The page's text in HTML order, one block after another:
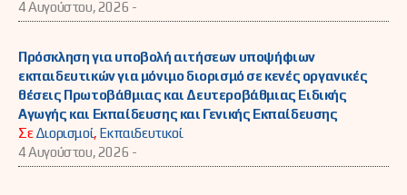
4 Αυγούστου, 2026 -
Πρόσκληση για υποβολή αιτήσεων υποψήφιων
εκπαιδευτικών για μόνιμο διορισμό σε κενές οργανικές
θέσεις Πρωτοβάθμιας και Δευτεροβάθμιας Ειδικής
Αγωγής και Εκπαίδευσης και Γενικής Εκπαίδευσης
ΣεΔιορισμοί, Εκπαιδευτικοί
4 Αυγούστου, 2026 -